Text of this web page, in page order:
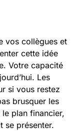
vos collègues et
cette idée
Votre capacité
Les
si vous restez
brusquer les
plan financier,
se présenter.